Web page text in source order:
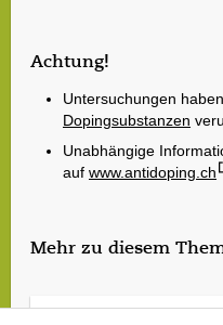
Achtung!
Untersuchungen
Dopingsubstanzen
Unabhängige
auf www.antidoping.ch
Mehr zu diesem
Wer soll Supplemente